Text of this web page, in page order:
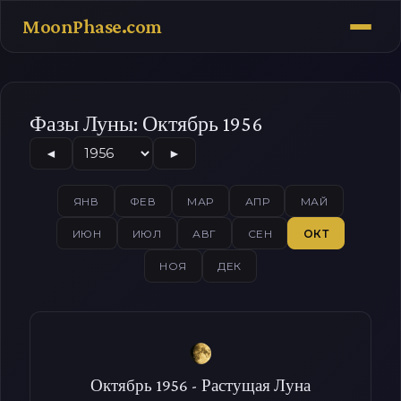
MoonPhase.com
Фазы Луны: Октябрь 1956
◄ ►
ЯНВ ФЕВ МАР АПР МАЙ
ИЮН ИЮЛ АВГ СЕН ОКТ
НОЯ ДЕК
Октябрь 1956 - Растущая Луна